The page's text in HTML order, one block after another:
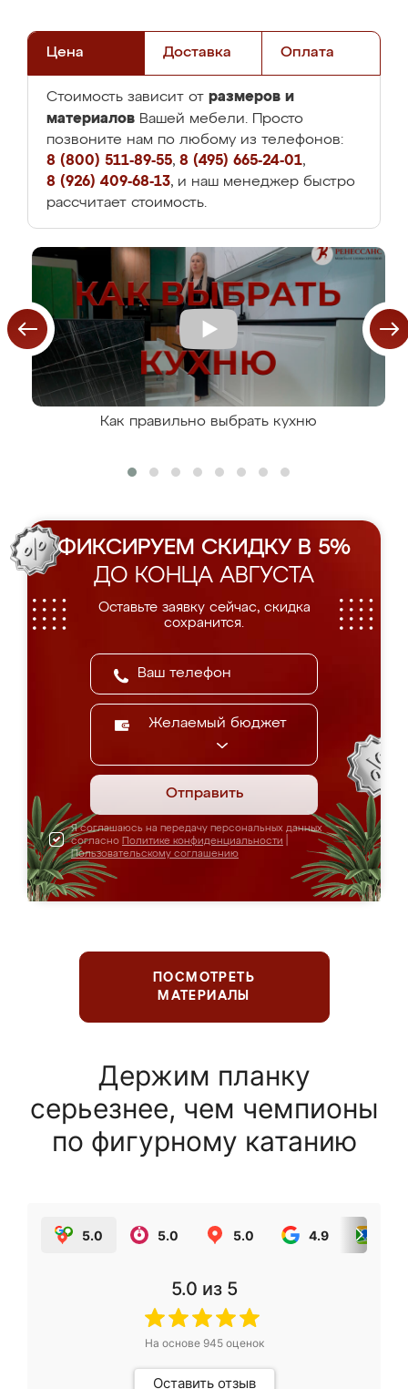
Цена Доставка Оплата
Стоимость зависит от размеров и
материалов Вашей мебели. Просто
позвоните нам по любому из телефонов:
8 (800) 511-89-55, 8 (495) 665-24-01,
8 (926) 409-68-13, и наш менеджер быстро
рассчитает стоимость.
Как правильно выбрать кухню
ФИКСИРУЕМ СКИДКУ В 5%
ДО КОНЦА АВГУСТА
Оставьте заявку сейчас, скидка
сохранится.
Желаемый бюджет
Отправить
Я соглашаюсь на передачу персональных данных
согласно Политике конфиденциальности
Пользовательскому соглашению
ПОСМОТРЕТЬ
МАТЕРИАЛЫ
Держим планку
серьезнее, чем чемпионы
по фигурному катанию
5.0 5.0 5.0 4.9
5.0 из 5
На основе 945оценок
Оставить отзыв